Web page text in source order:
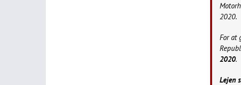
2020.
For at
2020.
Lejen